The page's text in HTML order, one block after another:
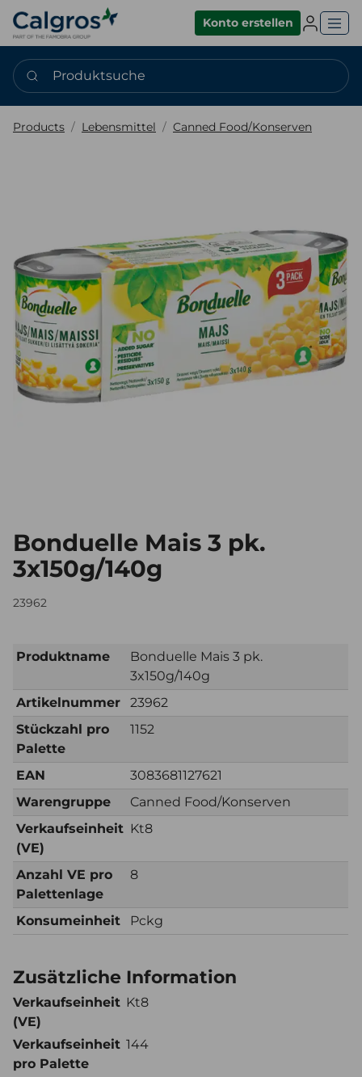
Konto erstellen
Produktsuche
Products Lebensmittel Canned Food/Konserven
Bonduelle Mais 3 pk.
3x150g/140g
23962
Produktname
Bonduelle Mais 3 pk.
3x150g/140g
Artikelnummer
23962
Stückzahl pro
Palette
1152
EAN
3083681127621
Warengruppe
Canned Food/Konserven
Verkaufseinheit
(VE)
Kt8
Anzahl VE pro
Palettenlage
8
Konsumeinheit Pckg
Zusätzliche Information
Verkaufseinheit
(VE)
Kt8
Verkaufseinheit
pro Palette
144